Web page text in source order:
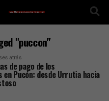
"puccon"
atrás
de pago de los
Pucón: desde Urrutia hacia